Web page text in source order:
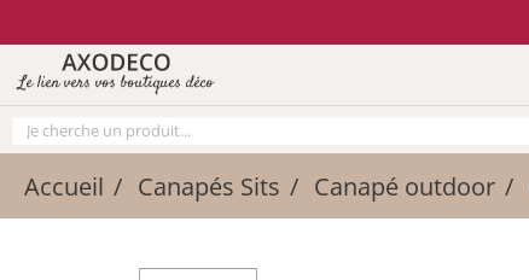
Le lien vers vos boutiques déco
Accueil Canapés Sits Canapé outdoor